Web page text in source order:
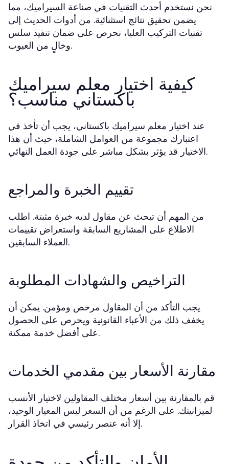
نحن نستخدم أحدث التقنيات في صناعة السيراميك، مما
يضمن تحقيق نتائج استثنائية. من أدوات الحديث إلى
تقنيات التركيب العليا، نحرص على ضمان تنفيذ سلس
وخالٍ من العيوب.
كيفية اختيار معلم سيراميك
باكستاني مناسب؟
عند اختيار معلم سيراميك باكستاني، يجب أن تأخذ في
اعتبارك مجموعة من العوامل الشاملة، حيث أن هذا
الاختيار قد يؤثر بشكل مباشر على جودة العمل النهائي.
تقييم الخبرة والمراجع
من المهم أن تبحث عن مقاول لديه خبرة مثبتة. اطلب
الاطلاع على المشاريع السابقة واستعراض تقييمات
العملاء السابقين.
التراخيص والشهادات المطلوبة
يجب التأكد من أن المقاول مرخص ومؤمن. يمكن أن
يخفف ذلك من الأعباء القانونية ويحرص على الحصول
على أفضل خدمة ممكنة.
مقارنة الأسعار بين مقدمي الخدمات
قم بالمقارنة بين أسعار مختلف المقاولين لاختيار الأنسب
لميزانيتك. على الرغم من أن السعر ليس المعيار الوحيد،
إلا أنه عنصر رئيسي في اتخاذ القرار.